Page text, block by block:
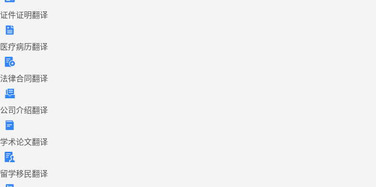
证件证明翻译
医疗病历翻译
法律合同翻译
公司介绍翻译
学术论文翻译
留学移民翻译